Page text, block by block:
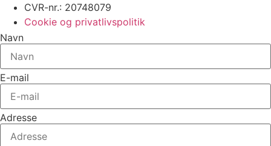
CVR-nr.: 20748079
Cookie og privatlivspolitik
Navn
E-mail
Adresse